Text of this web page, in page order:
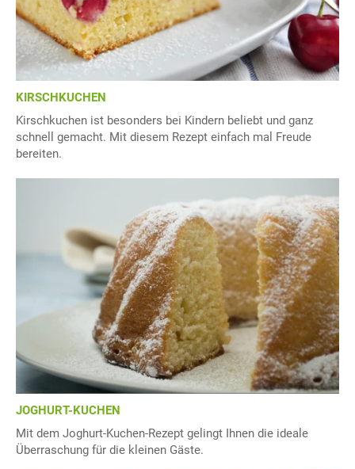
KIRSCHKUCHEN
Kirschkuchen ist besonders bei Kindern beliebt und ganz
schnell gemacht. Mit diesem Rezept einfach mal Freude
bereiten.
JOGHURT-KUCHEN
Mit dem Joghurt-Kuchen-Rezept gelingt Ihnen die ideale
Überraschung für die kleinen Gäste.